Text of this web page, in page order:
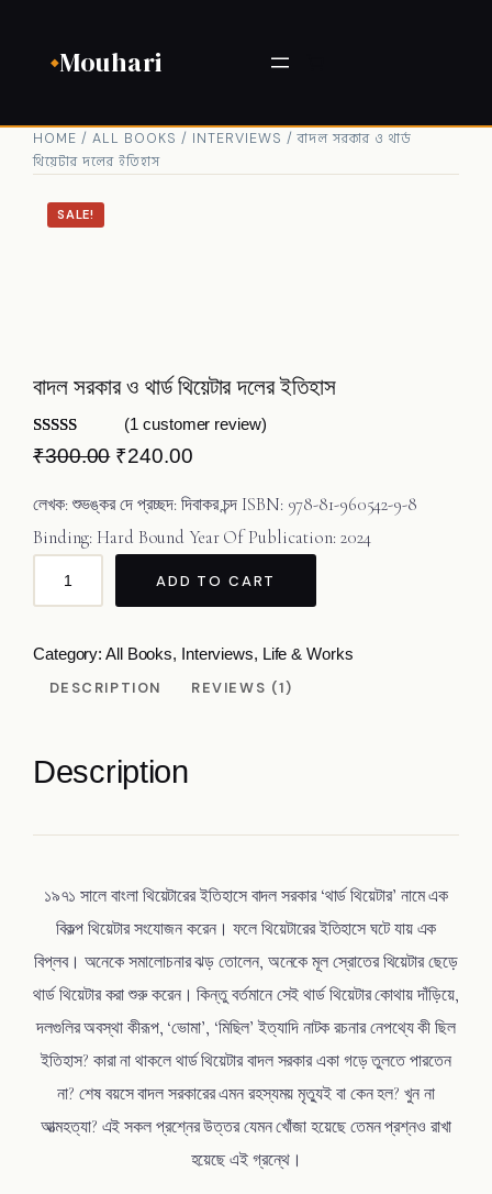
Mouhari
HOME / ALL BOOKS / INTERVIEWS / বাদল সরকার ও থার্ড
থিয়েটার দলের ইতিহাস
SALE!
বাদল সরকার ও থার্ড থিয়েটার দলের ইতিহাস
Rated5.00
based on
1
customer
rating
(1 customer review)
₹300.00 ₹240.00
লেখক: শুভঙ্কর দে প্রচ্ছদ: দিবাকর চন্দ ISBN: 978-81-960542-9-8
Binding: Hard Bound Year Of Publication: 2024
ADD TO CART
Category:All Books, Interviews, Life & Works
DESCRIPTION
REVIEWS (1)
Description
১৯৭১ সালে বাংলা থিয়েটারের ইতিহাসে বাদল সরকার ‘থার্ড থিয়েটার’ নামে এক
বিকল্প থিয়েটার সংযোজন করেন। ফলে থিয়েটারের ইতিহাসে ঘটে যায় এক
বিপ্লব। অনেকে সমালোচনার ঝড় তোলেন, অনেকে মূল স্রোতের থিয়েটার ছেড়ে
থার্ড থিয়েটার করা শুরু করেন। কিন্তু বর্তমানে সেই থার্ড থিয়েটার কোথায় দাঁড়িয়ে,
দলগুলির অবস্থা কীরূপ, ‘ভোমা’, ‘মিছিল’ ইত্যাদি নাটক রচনার নেপথ্যে কী ছিল
ইতিহাস? কারা না থাকলে থার্ড থিয়েটার বাদল সরকার একা গড়ে তুলতে পারতেন
না? শেষ বয়সে বাদল সরকারের এমন রহস্যময় মৃত্যুই বা কেন হল? খুন না
আত্মহত্যা? এই সকল প্রশ্নের উত্তর যেমন খোঁজা হয়েছে তেমন প্রশ্নও রাখা
হয়েছে এই গ্রন্থে।